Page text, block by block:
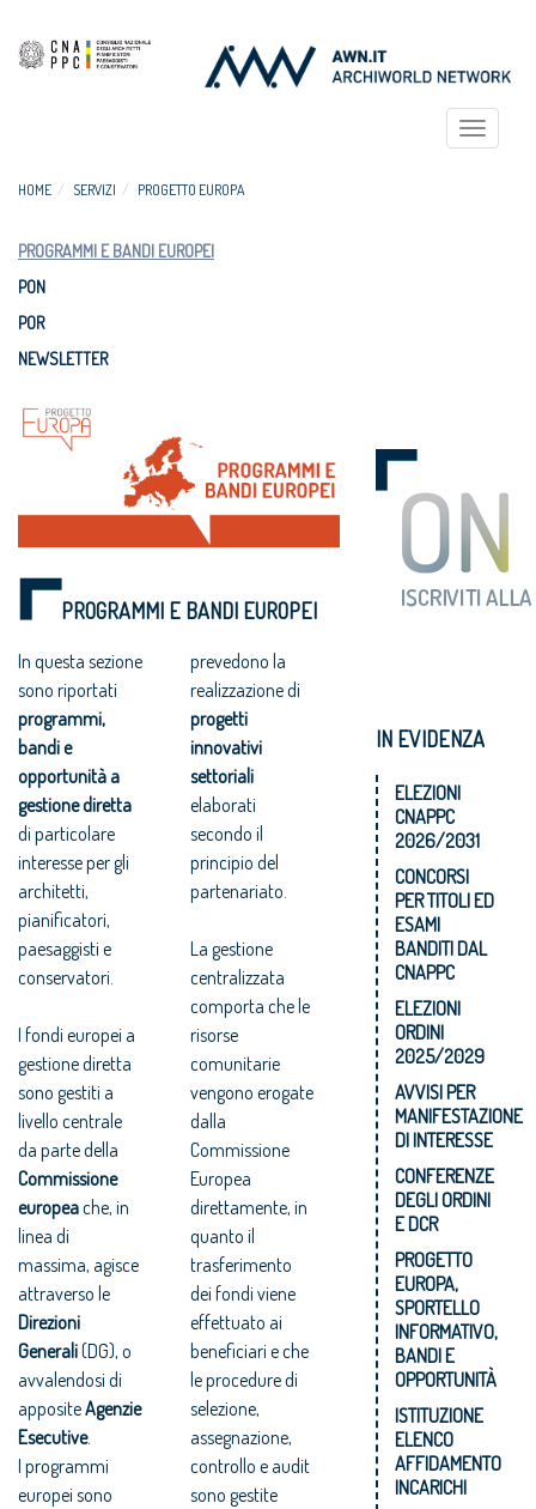
Toggle
HOME SERVIZI PROGETTO EUROPA
PROGRAMMI E BANDI EUROPEI
PON
POR
NEWSLETTER
PROGRAMMI E BANDI EUROPEI
In questa sezione
sono riportati
programmi,
bandi e
opportunità a
gestione diretta
di particolare
interesse per gli
architetti,
pianificatori,
paesaggisti e
conservatori.
I fondi europei a
gestione diretta
sono gestiti a
livello centrale
da parte della
Commissione
europeache, in
linea di
massima, agisce
attraverso le
Direzioni
Generali(DG), o
avvalendosi di
appositeAgenzie
Esecutive.
I programmi
europei sono
prevedono la
realizzazione di
progetti
innovativi
settoriali
elaborati
secondo il
principio del
partenariato.
La gestione
centralizzata
comporta che le
risorse
comunitarie
vengono erogate
dalla
Commissione
Europea
direttamente, in
quanto il
trasferimento
dei fondi viene
effettuato ai
beneficiari e che
le procedure di
selezione,
assegnazione,
controllo e audit
sono gestite
IN EVIDENZA
ELEZIONI
CNAPPC
2026/2031
CONCORSI
PER TITOLI ED
ESAMI
BANDITI DAL
CNAPPC
ELEZIONI
ORDINI
2025/2029
AVVISI PER
MANIFESTAZIONE
DI INTERESSE
CONFERENZE
DEGLI ORDINI
E DCR
PROGETTO
EUROPA,
SPORTELLO
INFORMATIVO,
BANDI E
OPPORTUNITÀ
ISTITUZIONE
ELENCO
AFFIDAMENTO
INCARICHI